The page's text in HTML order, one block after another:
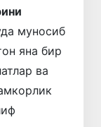
муносиб
яна бир
ва